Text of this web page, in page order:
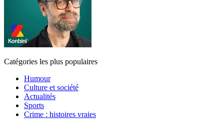
Catégories les plus populaires
Humour
Culture et société
Actualités
Sports
Crime : histoires vraies